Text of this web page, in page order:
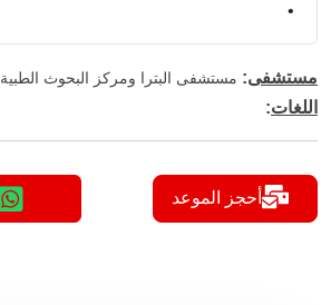
•
مستشفى: مستشفى البترا ومركز البحوث الطبية
اللغات:
أحجز الموعد